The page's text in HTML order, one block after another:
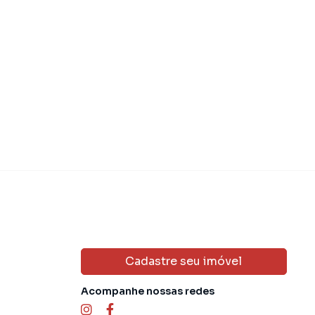
Cadastre seu imóvel
Acompanhe nossas redes